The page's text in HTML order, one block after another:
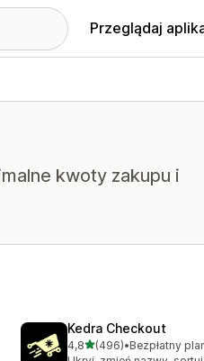
Przeglądaj
kwoty zakupu i
Kedra Checkout
4,8na 5 gwiazdek
(496)
Łączna liczba recenzji:
•